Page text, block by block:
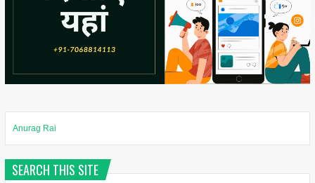
Anurag Rai
SEARCH THIS SITE